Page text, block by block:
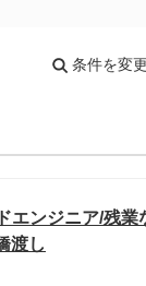
条件を変
エンジニア/残業
渡し